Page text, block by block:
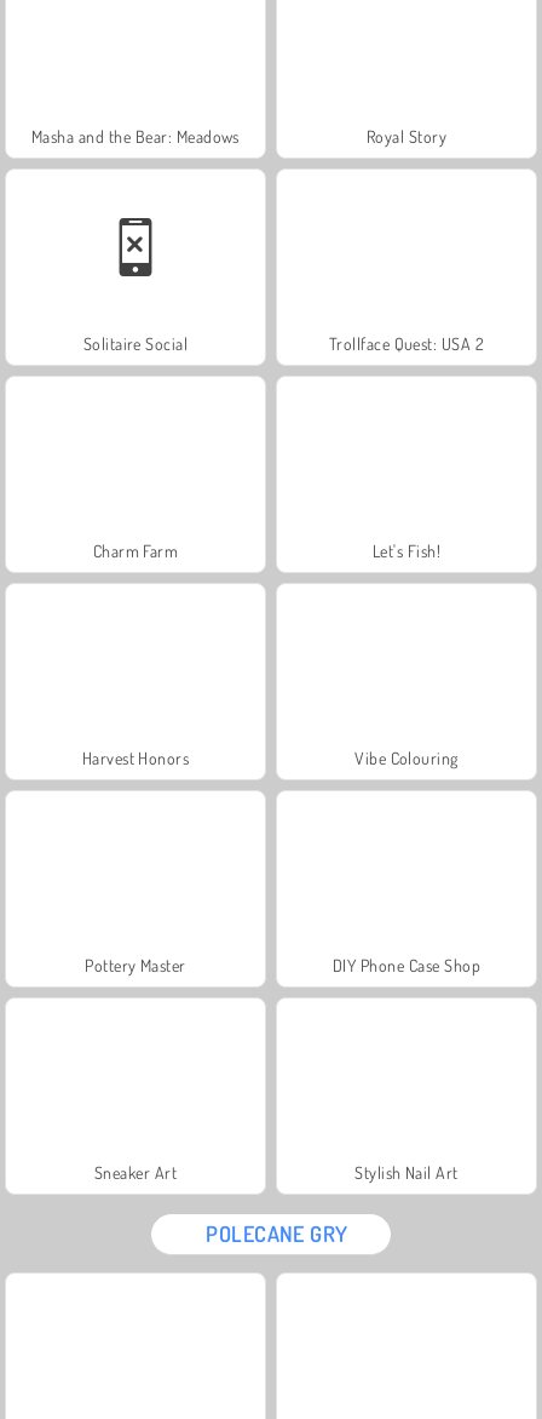
Masha and the Bear: Meadows Royal Story
Solitaire Social Trollface Quest: USA 2
Charm Farm Let's Fish!
Harvest Honors Vibe Colouring
Pottery Master DIY Phone Case Shop
Sneaker Art Stylish Nail Art
POLECANE GRY